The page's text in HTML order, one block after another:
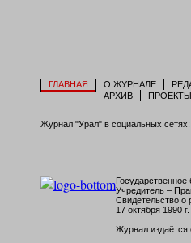
ГЛАВНАЯ О ЖУРНАЛЕ
АРХИВ
ПРОЕКТЫ
Журнал "Урал" в социальных сетях:
Учредитель –
Свидетельство
17 октября 1990 г.
Журнал издаётся